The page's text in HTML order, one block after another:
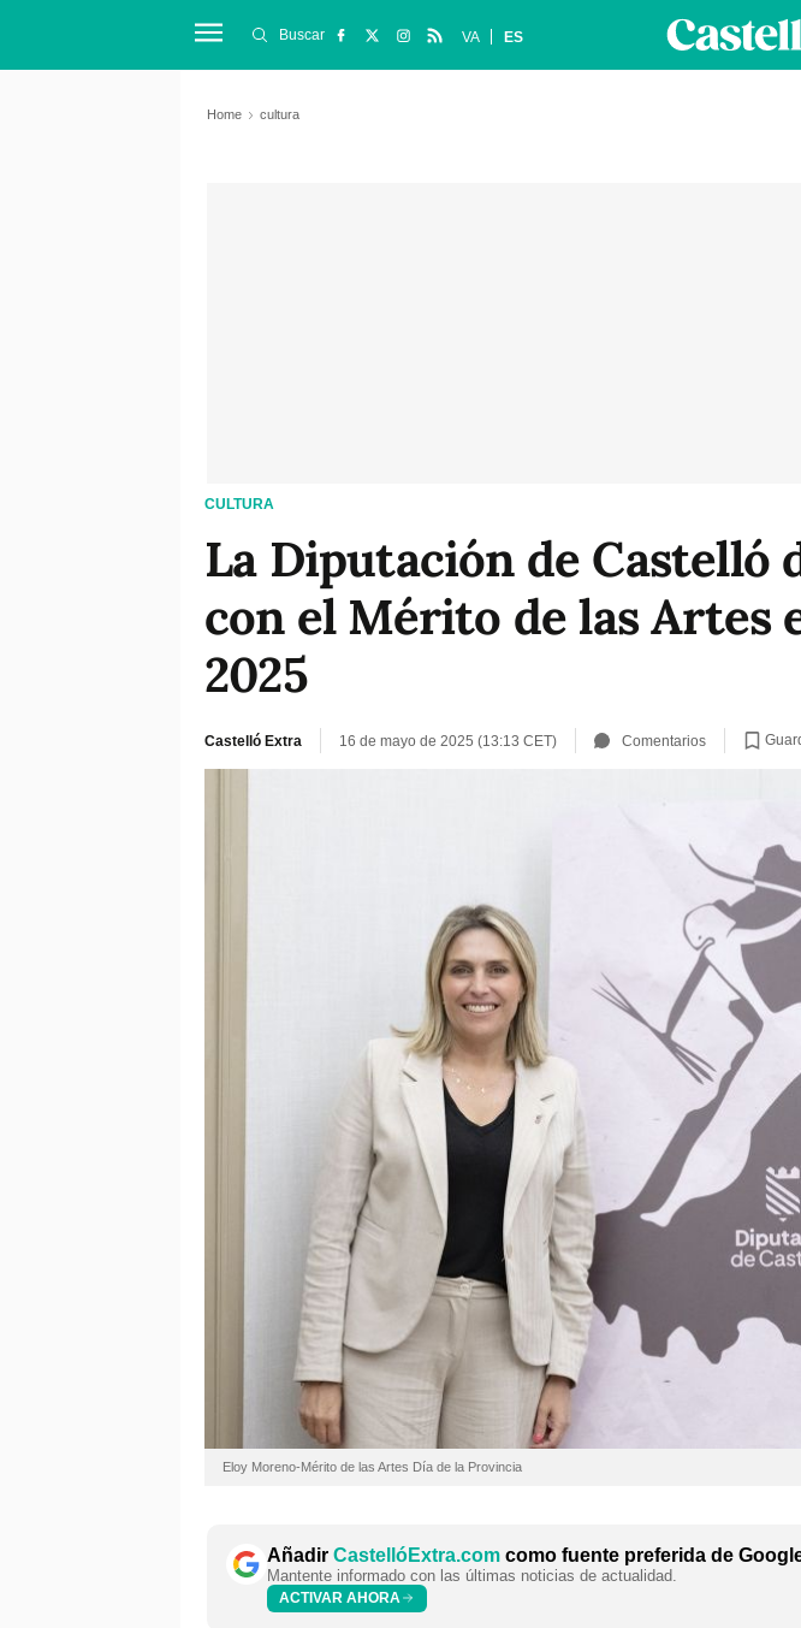
Buscar VA ES
Home cultura
CULTURA
La Diputación de
con el Mérito de las Artes
2025
Castelló Extra 16 de mayo de 2025 (13:13 CET) Comentarios
Eloy Moreno-Mérito de las Artes Día de la Provincia
Añadir CastellóExtra.com como fuente preferida de
Mantente informado con las últimas noticias de actualidad.
ACTIVAR AHORA